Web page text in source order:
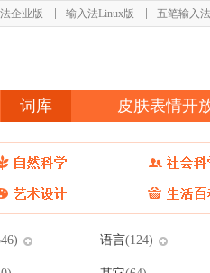
企业版 输入法Linux版 五笔输入法
词库 皮肤表情开
语言(124)